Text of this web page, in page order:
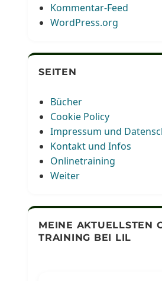
Kommentar-Feed
WordPress.org
SEITEN
Bücher
Cookie Policy
Impressum und
Kontakt und Infos
Onlinetraining
Weiter
MEINE AKTUELLSTEN
TRAINING BEI LIL